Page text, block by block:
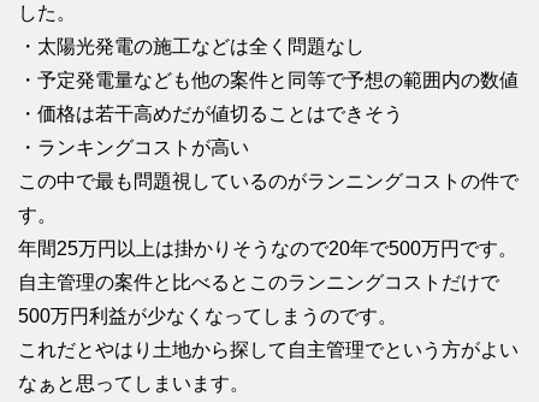
した。
・太陽光発電の施工などは全く問題なし
・予定発電量なども他の案件と同等で予想の範囲内の数値
・価格は若干高めだが値切ることはできそう
・ランキングコストが高い
この中で最も問題視しているのがランニングコストの件で
す。
年間25万円以上は掛かりそうなので20年で500万円です。
自主管理の案件と比べるとこのランニングコストだけで
500万円利益が少なくなってしまうのです。
これだとやはり土地から探して自主管理でという方がよい
なぁと思ってしまいます。